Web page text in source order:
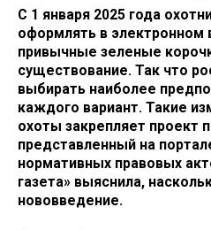
С 1 января 2025 года
оформлять в электронном
привычные зеленые
существование. Так что
выбирать наиболее
каждого вариант. Такие
охоты закрепляет проект
представленный на
нормативных правовых
газета» выяснила,
нововведение.